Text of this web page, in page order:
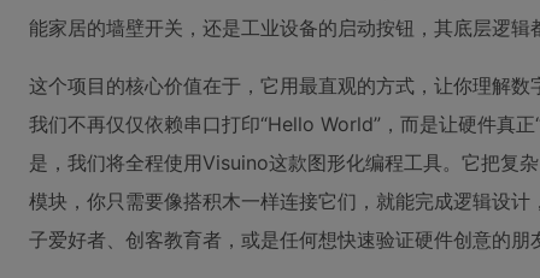
能家居的墙壁开关，还是工业设备的启动按钮，其底层逻辑
这个项目的核心价值在于，它用最直观的方式，让你理解
我们不再仅仅依赖串口打印“Hello World”，而是让硬件真
是，我们将全程使用Visuino这款图形化编程工具。它把复
模块，你只需要像搭积木一样连接它们，就能完成逻辑设
子爱好者、创客教育者，或是任何想快速验证硬件创意的